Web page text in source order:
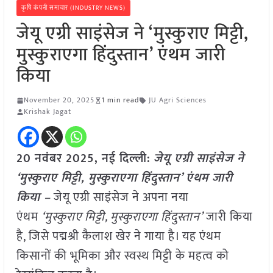
कृषि कंपनी समाचार (INDUSTRY NEWS)
जेयू एग्री साइंसेज ने ‘मुस्कुराए मिट्टी,
मुस्कुराएगा हिंदुस्तान’ एंथम जारी
किया
November 20, 2025 1 min read
JU Agri Sciences
Krishak Jagat
20 नवंबर 2025, नई दिल्ली: जेयू एग्री साइंसेज ने
‘मुस्कुराए मिट्टी, मुस्कुराएगा हिंदुस्तान’ एंथम जारी
किया –जेयू एग्री साइंसेज ने अपना नया
एंथम ‘मुस्कुराए मिट्टी, मुस्कुराएगा हिंदुस्तान’जारी किया
है, जिसे पद्मश्री कैलाश खेर ने गाया है। यह एंथम
किसानों की भूमिका और स्वस्थ मिट्टी के महत्व को